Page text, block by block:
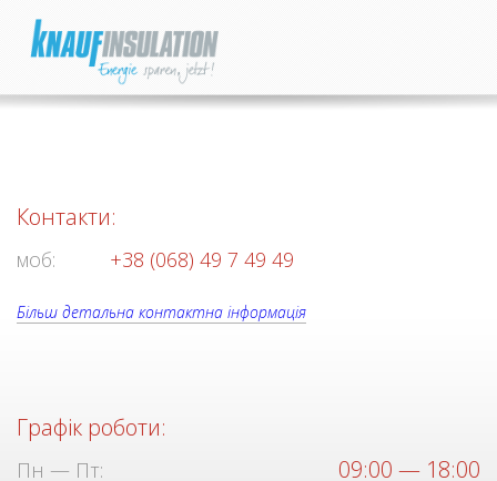
Контакти:
моб: +38 (068) 49 7 49 49
Більш детальна контактна інформація
Графік роботи:
Пн — Пт: 09:00 — 18:00